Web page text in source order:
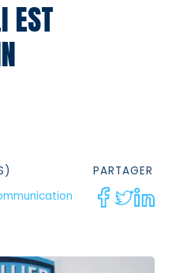
EST
PARTAGER